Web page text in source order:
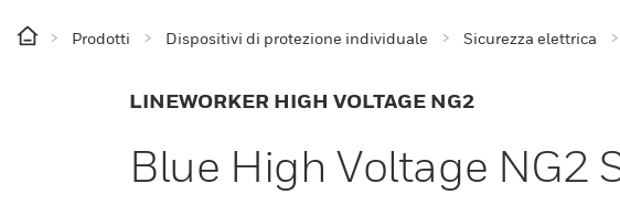
Prodotti Dispositivi di protezione individuale Sicurezza elettrica
LINEWORKER HIGH VOLTAGE NG2
Blue High Voltage NG2